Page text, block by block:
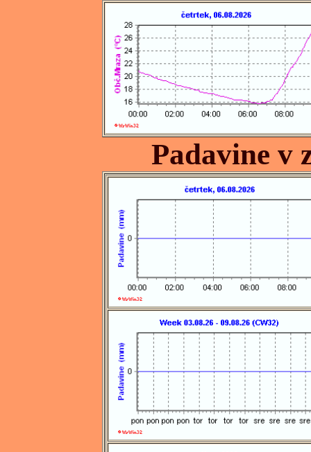
Padavine v